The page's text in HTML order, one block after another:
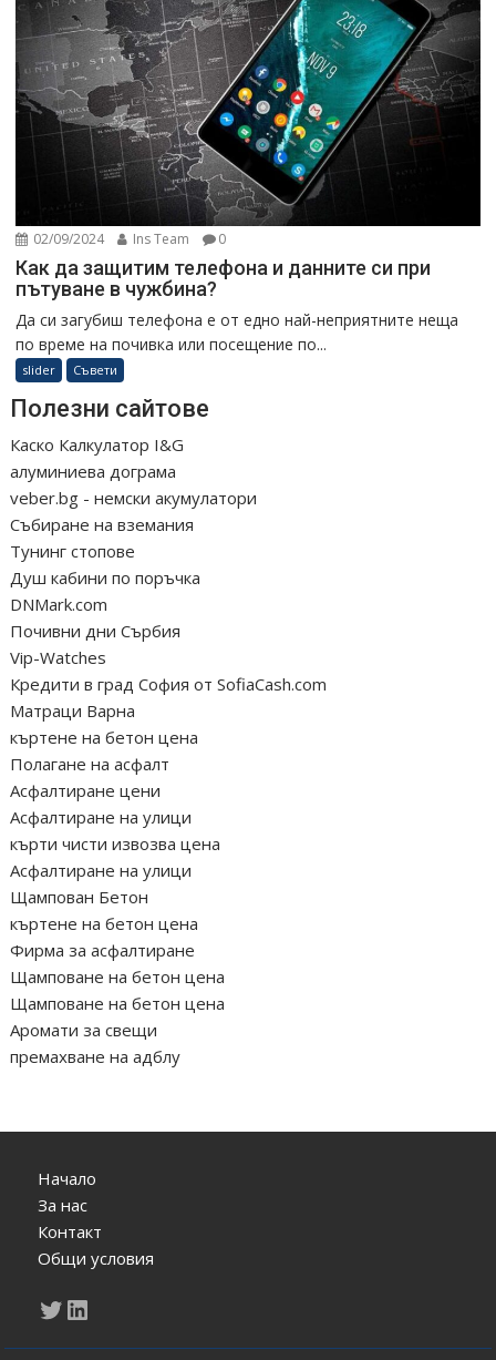
02/09/2024 Ins Team 0
Как да защитим телефона и данните си при
пътуване в чужбина?
Да си загубиш телефона е от едно най-неприятните неща
по време на почивка или посещение по...
slider Съвети
Полезни сайтове
Каско Калкулатор I&G
алуминиева дограма
veber.bg - немски акумулатори
Събиране на вземания
Тунинг стопове
Душ кабини по поръчка
DNMark.com
Почивни дни Сърбия
Vip-Watches
Кредити в град София от SofiaCash.com
Матраци Варна
къртене на бетон цена
Полагане на асфалт
Асфалтиране цени
Асфалтиране на улици
кърти чисти извозва цена
Асфалтиране на улици
Щампован Бетон
къртене на бетон цена
Фирма за асфалтиране
Щамповане на бетон цена
Щамповане на бетон цена
Аромати за свещи
премахване на адблу
Начало
За нас
Контакт
Общи условия
Twitter
LinkedIn